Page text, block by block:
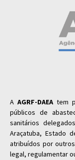
A AGRF-DAEAtem
públicos de
sanitários
Araçatuba, Estado
atribuídos por
legal, regulamentar